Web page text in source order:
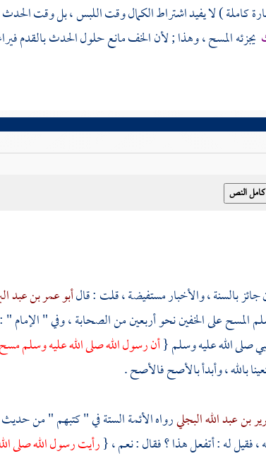
كاملة ) لا يفيد اشتراط الكمال وقت اللبس ، بل وقت
يجزئه المسح ، وهذا ; لأن الخف مانع حلول الحدث بالقدم
جائز بالسنة ، والأخبار مستفيضة ، قلت : قالأبو عمر بن عبد
المسح على الخفين نحو أربعين من الصحابة ، وفي " الإمام
صلى الله عليه وسلم {أن رسول الله صلى الله عليه وسلم
بالله ، وأبدأ بالأصح فالأصح .
بن عبد الله البجليرواه الأئمة الستة في " كتبهم " من حديث
فقيل له : أتفعل هذا ؟ فقال : نعم ، {رأيت رسول الله صلى